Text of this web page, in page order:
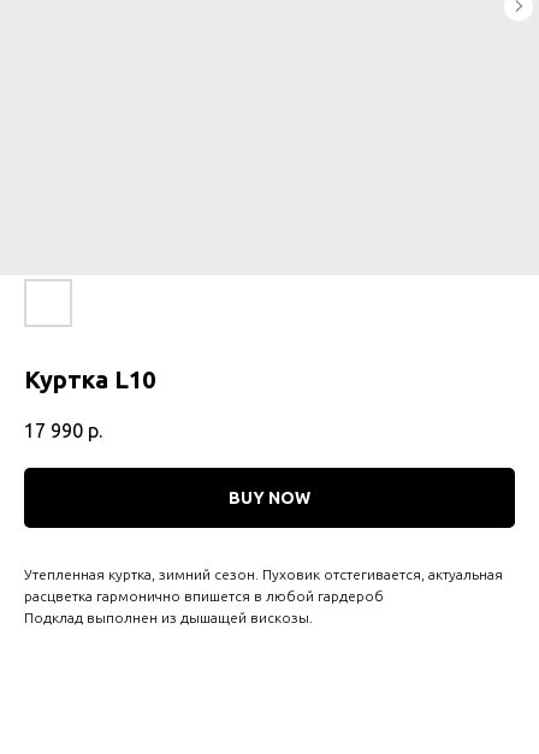
Куртка L10
17 990 р.
BUY NOW
Утепленная куртка, зимний сезон. Пуховик отстегивается, актуальная
расцветка гармонично впишется в любой гардероб
Подклад выполнен из дышащей вискозы.